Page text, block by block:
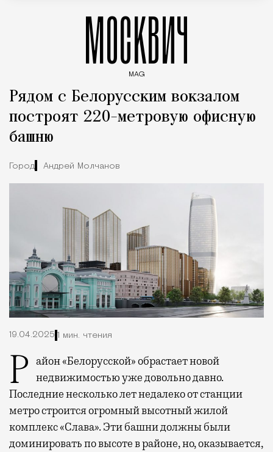
МОСКВИЧ
MAG
Рядом с Белорусским вокзалом
построят 220-метровую офисную
башню
Город Андрей Молчанов
19.04.2025 1 мин. чтения
Район «Белорусской» обрастает новой недвижимостью уже довольно давно.
Последние несколько лет недалеко от станции
метро строится огромный высотный жилой
комплекс «Слава». Эти башни должны были
доминировать по высоте в районе, но, оказывается,